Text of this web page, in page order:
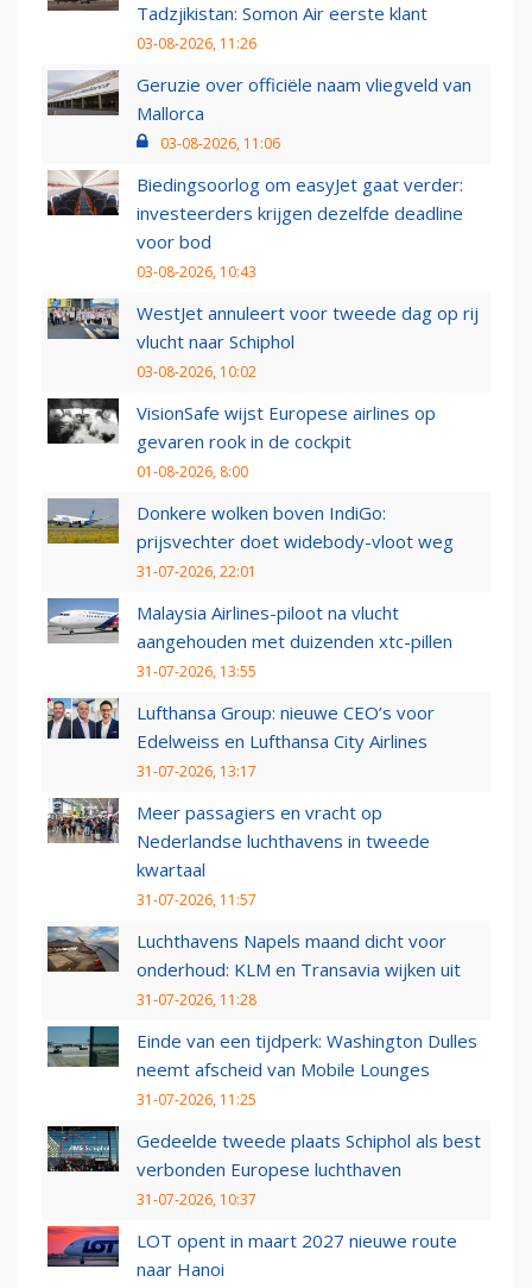
Tadzjikistan: Somon Air eerste klant
03-08-2026, 11:26
Geruzie over officiële naam vliegveld van
Mallorca
03-08-2026, 11:06
Biedingsoorlog om easyJet gaat verder:
investeerders krijgen dezelfde deadline
voor bod
03-08-2026, 10:43
WestJet annuleert voor tweede dag op rij
vlucht naar Schiphol
03-08-2026, 10:02
VisionSafe wijst Europese airlines op
gevaren rook in de cockpit
01-08-2026, 8:00
Donkere wolken boven IndiGo:
prijsvechter doet widebody-vloot weg
31-07-2026, 22:01
Malaysia Airlines-piloot na vlucht
aangehouden met duizenden xtc-pillen
31-07-2026, 13:55
Lufthansa Group: nieuwe CEO’s voor
Edelweiss en Lufthansa City Airlines
31-07-2026, 13:17
Meer passagiers en vracht op
Nederlandse luchthavens in tweede
kwartaal
31-07-2026, 11:57
Luchthavens Napels maand dicht voor
onderhoud: KLM en Transavia wijken uit
31-07-2026, 11:28
Einde van een tijdperk: Washington Dulles
neemt afscheid van Mobile Lounges
31-07-2026, 11:25
Gedeelde tweede plaats Schiphol als best
verbonden Europese luchthaven
31-07-2026, 10:37
LOT opent in maart 2027 nieuwe route
naar Hanoi